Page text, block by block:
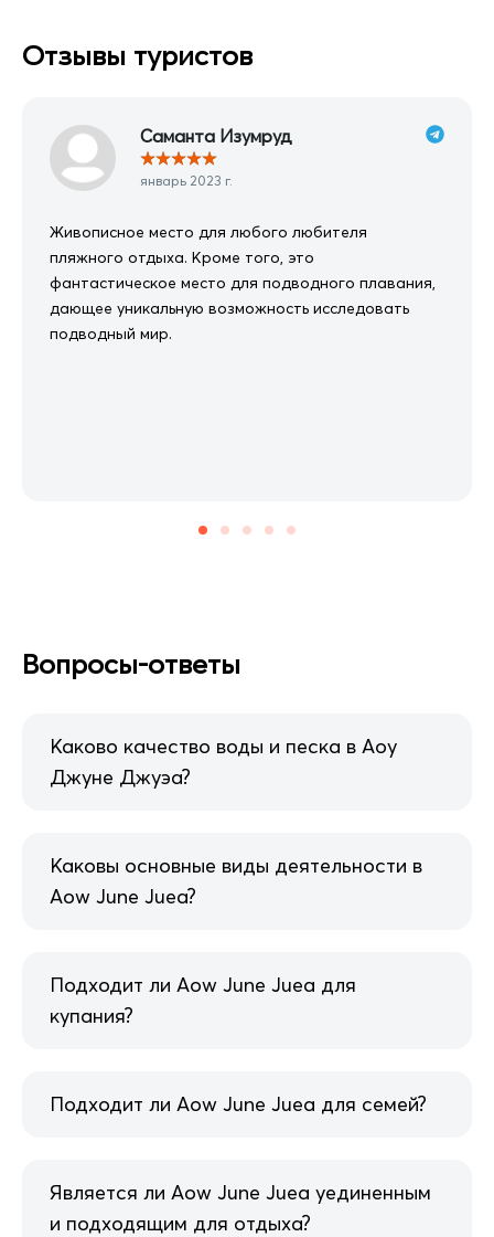
Отзывы туристов
Саманта Изумруд
★★★★★
январь 2023 г.
Живописное место для любого любителя
пляжного отдыха. Кроме того, это
фантастическое место для подводного плавания,
дающее уникальную возможность исследовать
подводный мир.
Вопросы-ответы
Каково качество воды и песка в Аоу
Джуне Джуэа?
Каковы основные виды деятельности в
Aow June Juea?
Подходит ли Aow June Juea для
купания?
Подходит ли Aow June Juea для семей?
Является ли Aow June Juea уединенным
и подходящим для отдыха?